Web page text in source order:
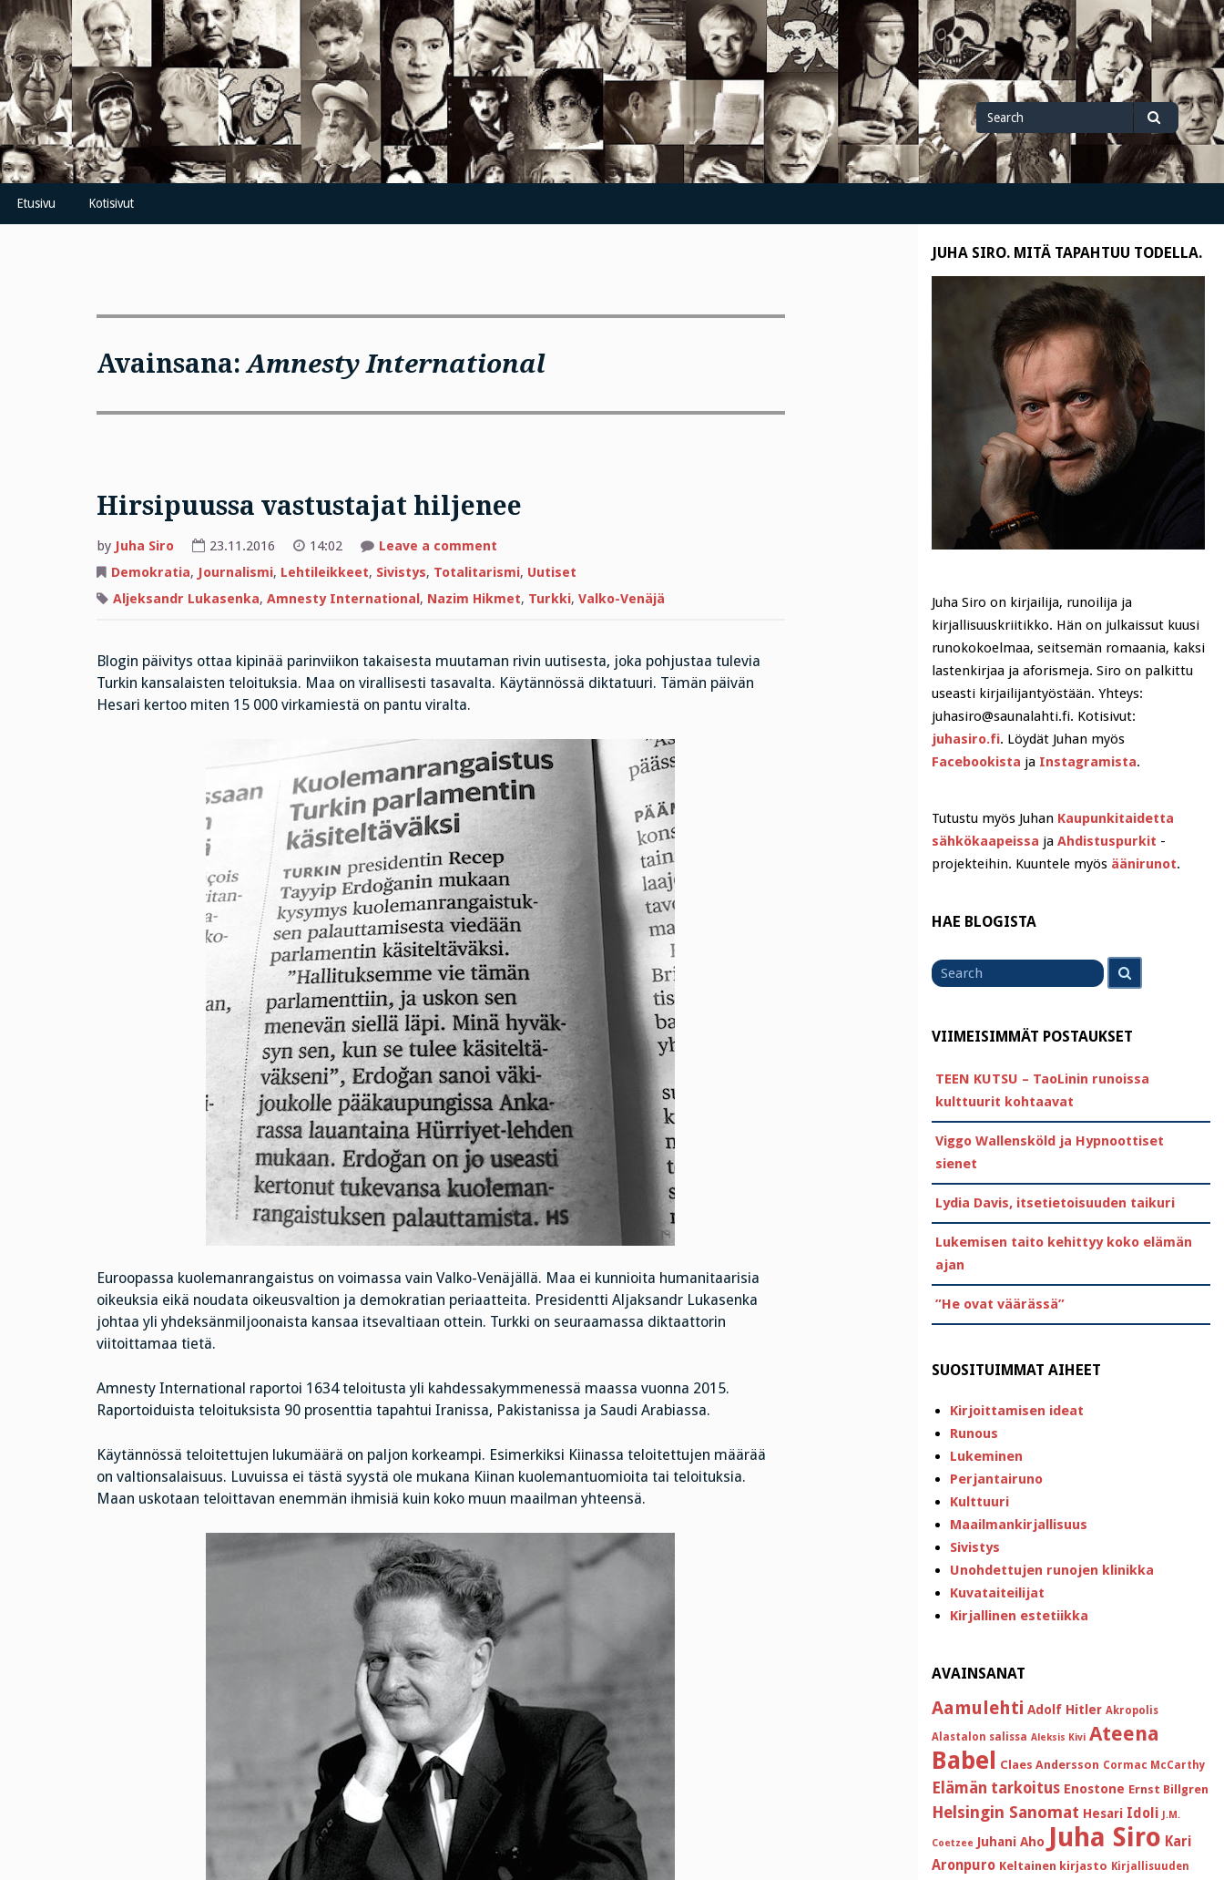
Skip
to
content
Search
for
Search
Etusivu Kotisivut
Avainsana:Amnesty International
Hirsipuussa vastustajat hiljenee
by Juha Siro 23.11.2016 14:02 Leave a commenton
vastustajat
hiljenee
Demokratia, Journalismi, Lehtileikkeet, Sivistys, Totalitarismi, Uutiset
Aljeksandr Lukasenka, Amnesty International, Nazim Hikmet, Turkki, Valko-Venäjä
Blogin päivitys ottaa kipinää parinviikon takaisesta muutaman rivin uutisesta, joka pohjustaa tulevia
Turkin kansalaisten teloituksia. Maa on virallisesti tasavalta. Käytännössä diktatuuri. Tämän päivän
Hesari kertoo miten 15 000 virkamiestä on pantu viralta.
Euroopassa kuolemanrangaistus on voimassa vain Valko-Venäjällä. Maa ei kunnioita humanitaarisia
oikeuksia eikä noudata oikeusvaltion ja demokratian periaatteita. Presidentti Aljaksandr Lukasenka
johtaa yli yhdeksänmiljoonaista kansaa itsevaltiaan ottein. Turkki on seuraamassa diktaattorin
viitoittamaa tietä.
Amnesty International raportoi 1634 teloitusta yli kahdessakymmenessä maassa vuonna 2015.
Raportoiduista teloituksista 90 prosenttia tapahtui Iranissa, Pakistanissa ja Saudi Arabiassa.
Käytännössä teloitettujen lukumäärä on paljon korkeampi. Esimerkiksi Kiinassa teloitettujen määrää
on valtionsalaisuus. Luvuissa ei tästä syystä ole mukana Kiinan kuolemantuomioita tai teloituksia.
Maan uskotaan teloittavan enemmän ihmisiä kuin koko muun maailman yhteensä.
JUHA SIRO. MITÄ TAPAHTUU TODELLA.
Juha Siro on kirjailija, runoilija ja
kirjallisuuskriitikko. Hän on julkaissut kuusi
runokokoelmaa, seitsemän romaania, kaksi
lastenkirjaa ja aforismeja. Siro on palkittu
useasti kirjailijantyöstään. Yhteys:
juhasiro@saunalahti.fi. Kotisivut:
juhasiro.fi. Löydät Juhan myös
Facebookista ja Instagramista.
Tutustu myös Juhan Kaupunkitaidetta
sähkökaapeissa ja Ahdistuspurkit -
projekteihin. Kuuntele myös äänirunot.
HAE BLOGISTA
for
VIIMEISIMMÄT POSTAUKSET
TEEN KUTSU – TaoLinin runoissa
kulttuurit kohtaavat
Viggo Wallensköld ja Hypnoottiset
sienet
Lydia Davis, itsetietoisuuden taikuri
Lukemisen taito kehittyy koko elämän
ajan
”He ovat väärässä”
SUOSITUIMMAT AIHEET
Kirjoittamisen ideat
Runous
Lukeminen
Perjantairuno
Kulttuuri
Maailmankirjallisuus
Sivistys
Unohdettujen runojen klinikka
Kuvataiteilijat
Kirjallinen estetiikka
AVAINSANAT
Aamulehti Adolf Hitler Akropolis
Alastalon salissa Aleksis Kivi Ateena
Babel Claes Andersson Cormac McCarthy
Elämän tarkoitus Enostone Ernst Billgren
Helsingin Sanomat Hesari Idoli J.M.
Coetzee Juhani Aho Juha Siro Kari
Aronpuro Keltainen kirjasto Kirjallisuuden